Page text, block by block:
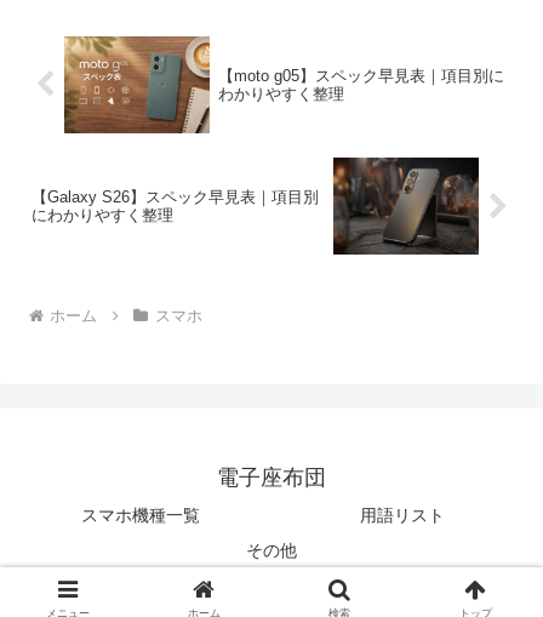
【moto g05】スペック早見表｜項目別に
わかりやすく整理
【Galaxy S26】スペック早見表｜項目別
にわかりやすく整理
ホーム スマホ
電子座布団
スマホ機種一覧
用語リスト
その他
© 2024 電子座布団.
メニュー ホーム 検索 トップ